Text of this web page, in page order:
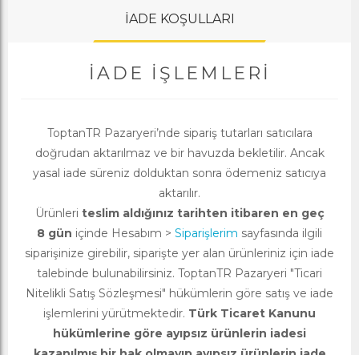
İADE KOŞULLARI
İADE İŞLEMLERI
ToptanTR Pazaryeri’nde sipariş tutarları satıcılara
doğrudan aktarılmaz ve bir havuzda bekletilir. Ancak
yasal iade süreniz dolduktan sonra ödemeniz satıcıya
aktarılır.
Ürünleri teslim aldığınız tarihten itibaren en geç
8 gün içinde Hesabım > Siparişlerim sayfasında ilgili
siparişinize girebilir, siparişte yer alan ürünleriniz için iade
talebinde bulunabilirsiniz. ToptanTR Pazaryeri "Ticari
Nitelikli Satış Sözleşmesi" hükümlerin göre satış ve iade
işlemlerini yürütmektedir. Türk Ticaret Kanunu
hükümlerine göre ayıpsız ürünlerin iadesi